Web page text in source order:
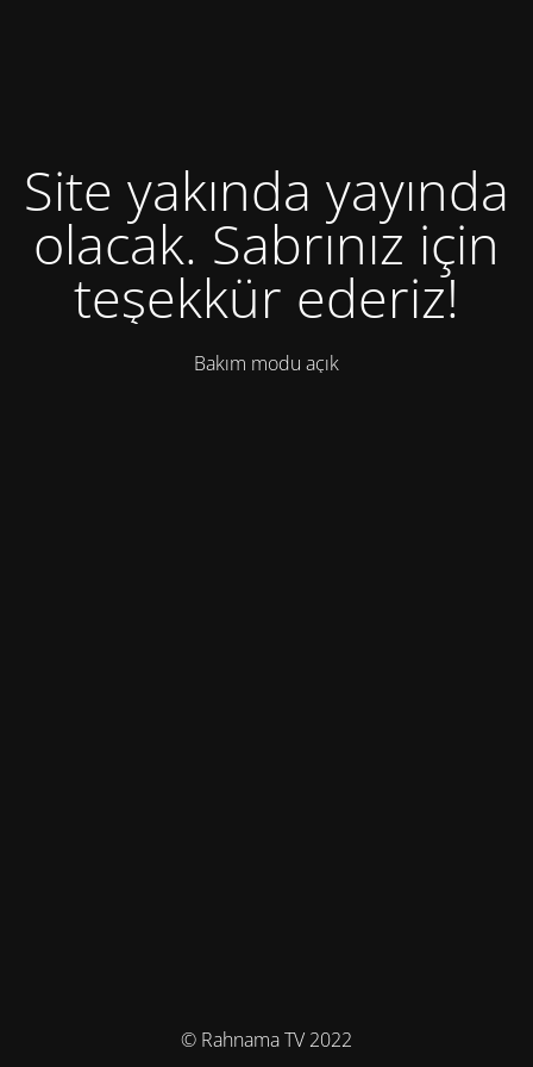
Site yakında yayında
olacak. Sabrınız için
teşekkür ederiz!
Bakım modu açık
© Rahnama TV 2022